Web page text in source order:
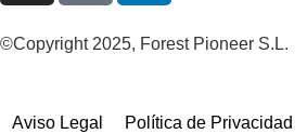
©Copyright 2025, Forest Pioneer S.L.
Aviso Legal Política de Privacidad